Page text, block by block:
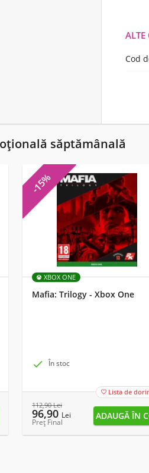
ALTE
Cod
săptămânală
-15%
XBOX ONE
Mafia: Trilogy - Xbox One
 În stoc
 Lista de
112,90Lei
96,90 Lei
Preț Final